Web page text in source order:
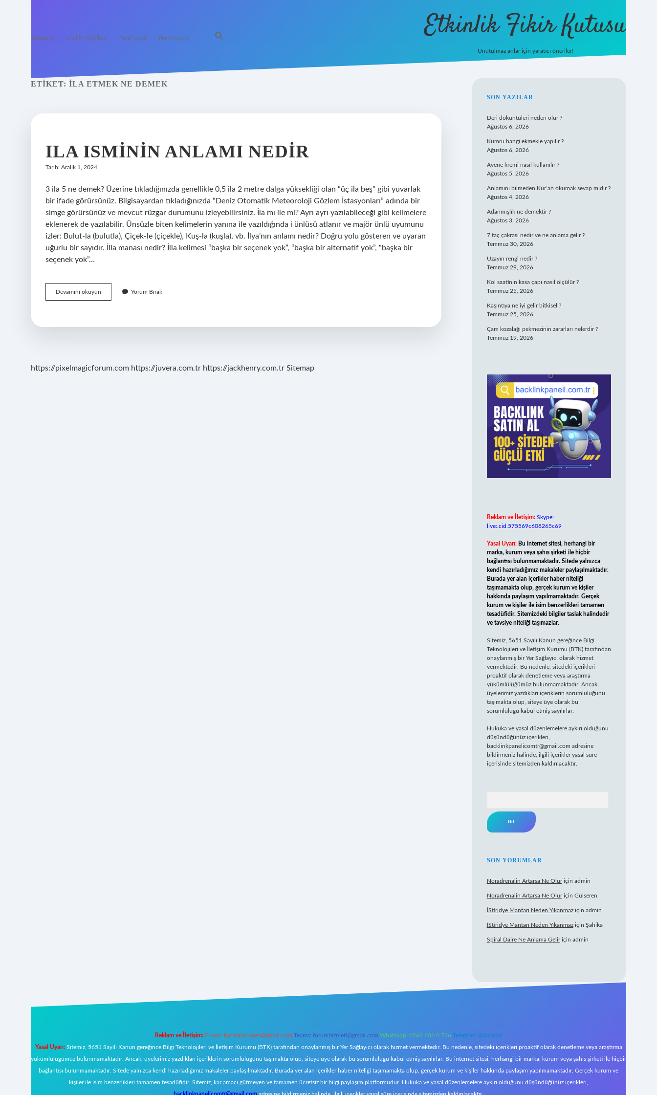
Anasayfa Gizlilik Politikası Yasal Uyarı Hakkımızda Etkinlik Fikir Kutusu
Unutulmaz anlar için yaratıcı öneriler!
ETIKET: İLA ETMEK NE DEMEK
ILA ISMININ ANLAMI NEDIR
Tarih: Aralık 1, 2024
3 ila 5 ne demek? Üzerine tıkladığınızda genellikle 0,5 ila 2 metre dalga yüksekliği olan “üç ila beş” gibi yuvarlak
bir ifade görürsünüz. Bilgisayardan tıkladığınızda “Deniz Otomatik Meteoroloji Gözlem İstasyonları” adında bir
simge görürsünüz ve mevcut rüzgar durumunu izleyebilirsiniz. İla mı ile mi? Ayrı ayrı yazılabileceği gibi kelimelere
eklenerek de yazılabilir. Ünsüzle biten kelimelerin yanına ile yazıldığında i ünlüsü atlanır ve majör ünlü uyumunu
izler: Bulut-la (bulutla), Çiçek-le (çiçekle), Kuş-la (kuşla), vb. İlya’nın anlamı nedir? Doğru yolu gösteren ve uyaran
uğurlu bir sayıdır. İlla manası nedir? İlla kelimesi “başka bir seçenek yok”, “başka bir alternatif yok”, “başka bir
seçenek yok”…
Devamını okuyun
Isminin
Yorum Bırak
https://pixelmagicforum.com https://juvera.com.tr https://jackhenry.com.tr Sitemap
SIDEBAR
SON YAZILAR
Deri döküntüleri neden olur ?
Ağustos 6, 2026
Kumru hangi ekmekle yapılır ?
Ağustos 6, 2026
Avene kremi nasıl kullanılır ?
Ağustos 5, 2026
Anlamını bilmeden Kur’an okumak sevap mıdır ?
Ağustos 4, 2026
Adanmışlık ne demektir ?
Ağustos 3, 2026
7 taç çakrası nedir ve ne anlama gelir ?
Temmuz 30, 2026
Uzayın rengi nedir ?
Temmuz 29, 2026
Kol saatinin kasa çapı nasıl ölçülür ?
Temmuz 25, 2026
Kaşıntıya ne iyi gelir bitkisel ?
Temmuz 25, 2026
Çam kozalağı pekmezinin zararları nelerdir ?
Temmuz 19, 2026
Reklam ve İletişim: Skype:
live:.cid.575569c608265c69
Yasal Uyarı: Bu internet sitesi, herhangi bir
marka, kurum veya şahıs şirketi ile hiçbir
bağlantısı bulunmamaktadır. Sitede yalnızca
kendi hazırladığımız makaleler paylaşılmaktadır.
Burada yer alan içerikler haber niteliği
taşımamakta olup, gerçek kurum ve kişiler
hakkında paylaşım yapılmamaktadır. Gerçek
kurum ve kişiler ile isim benzerlikleri tamamen
tesadüfidir. Sitemizdeki bilgiler taslak halindedir
ve tavsiye niteliği taşımazlar.
Sitemiz, 5651 Sayılı Kanun gereğince Bilgi
Teknolojileri ve İletişim Kurumu (BTK) tarafından
onaylanmış bir Yer Sağlayıcı olarak hizmet
vermektedir. Bu nedenle, sitedeki içerikleri
proaktif olarak denetleme veya araştırma
yükümlülüğümüz bulunmamaktadır. Ancak,
üyelerimiz yazdıkları içeriklerin sorumluluğunu
taşımakta olup, siteye üye olarak bu
sorumluluğu kabul etmiş sayılırlar.
Hukuka ve yasal düzenlemelere aykırı olduğunu
düşündüğünüz içerikleri,
backlinkpanelicomtr@gmail.com adresine
bildirmeniz halinde, ilgili içerikler yasal süre
içerisinde sitemizden kaldırılacaktır.
SON YORUMLAR
Noradrenalin Artarsa Ne Oluriçin admin
Noradrenalin Artarsa Ne Oluriçin Gülseren
İStiridye Mantarı Neden Yıkanmaziçin admin
İStiridye Mantarı Neden Yıkanmaziçin Şahika
Spiral Daire Ne Anlama Geliriçin admin
Reklam ve İletişim: E-mail: backlinkpaneli@gmail.com Teams: forumhizmeti@gmail.com Whatsapp: 0262 606 0 726 Telegram: @karabul
Yasal Uyarı:Sitemiz, 5651 Sayılı Kanun gereğince Bilgi Teknolojileri ve İletişim Kurumu (BTK) tarafından onaylanmış bir Yer Sağlayıcı olarak hizmet vermektedir. Bu nedenle, sitedeki içerikleri proaktif olarak denetleme veya araştırma
yükümlülüğümüz bulunmamaktadır. Ancak, üyelerimiz yazdıkları içeriklerin sorumluluğunu taşımakta olup, siteye üye olarak bu sorumluluğu kabul etmiş sayılırlar. Bu internet sitesi, herhangi bir marka, kurum veya şahıs şirketi ile hiçbir
bağlantısı bulunmamaktadır. Sitede yalnızca kendi hazırladığımız makaleler paylaşılmaktadır. Burada yer alan içerikler haber niteliği taşımamakta olup, gerçek kurum ve kişiler hakkında paylaşım yapılmamaktadır. Gerçek kurum ve
kişiler ile isim benzerlikleri tamamen tesadüfidir. Sitemiz, kar amacı gütmeyen ve tamamen ücretsiz bir bilgi paylaşım platformudur. Hukuka ve yasal düzenlemelere aykırı olduğunu düşündüğünüz içerikleri,